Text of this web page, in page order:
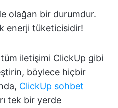
olağan bir durumdur.
enerji tüketicisidir!
tüm iletişimi ClickUp gibi
böylece hiçbir
ClickUp sohbet
tek bir yerde